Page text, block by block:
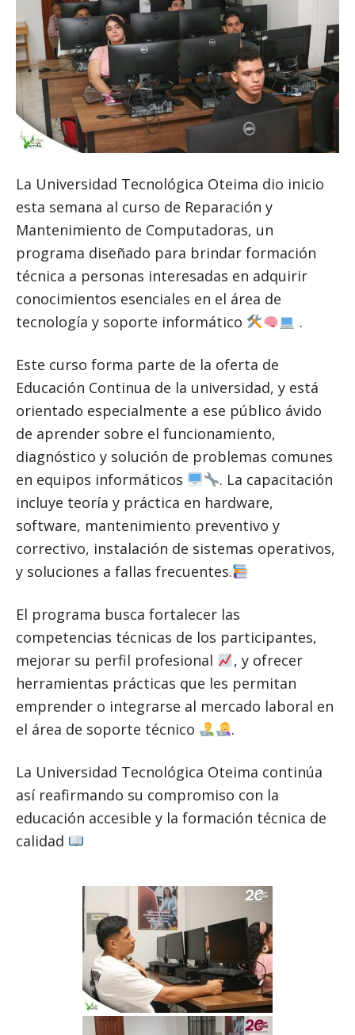
La Universidad Tecnológica Oteima dio inicio
esta semana al curso de Reparación y
Mantenimiento de Computadoras, un
programa diseñado para brindar formación
técnica a personas interesadas en adquirir
conocimientos esenciales en el área de
tecnología y soporte informático
.
Este curso forma parte de la oferta de
Educación Continua de la universidad, y está
orientado especialmente a ese público ávido
de aprender sobre el funcionamiento,
diagnóstico y solución de problemas comunes
en equipos informáticos
. La capacitación
incluye teoría y práctica en hardware,
software, mantenimiento preventivo y
correctivo, instalación de sistemas operativos,
y soluciones a fallas frecuentes.
El programa busca fortalecer las
competencias técnicas de los participantes,
mejorar su perfil profesional
, y ofrecer
herramientas prácticas que les permitan
emprender o integrarse al mercado laboral en
el área de soporte técnico
.
La Universidad Tecnológica Oteima continúa
así reafirmando su compromiso con la
educación accesible y la formación técnica de
calidad